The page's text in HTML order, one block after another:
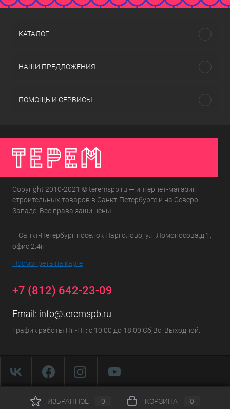
КАТАЛОГ
НАШИ ПРЕДЛОЖЕНИЯ
ПОМОЩЬ И СЕРВИСЫ
Copyright 2010-2021 © teremspb.ru — интернет-магазин
строительных товаров в Санкт-Петербурге и на Северо-
Западе. Все права защищены.
г. Санкт-Петербург поселок Парголово, ул. Ломоносова,д.1,
офис 2.4п
Посмотреть на карте
+7 (812) 642-23-09
Email: info@teremspb.ru
График работы Пн-Пт: с 10:00 до 18:00 Сб,Вс: Выходной.
ИЗБРАННОЕ 0 КОРЗИНА 0